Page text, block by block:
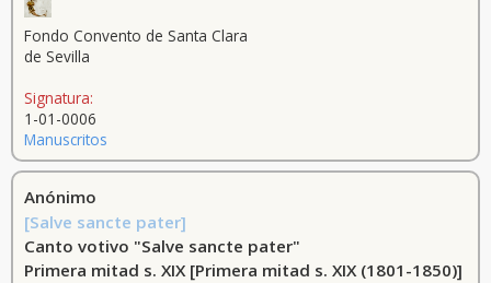
Fondo Convento de Santa Clara
de Sevilla
Signatura:
1-01-0006
Manuscritos
Anónimo
[Salve sancte pater]
Canto votivo "Salve sancte pater"
Primera mitad s. XIX [Primera mitad s. XIX (1801-1850)]